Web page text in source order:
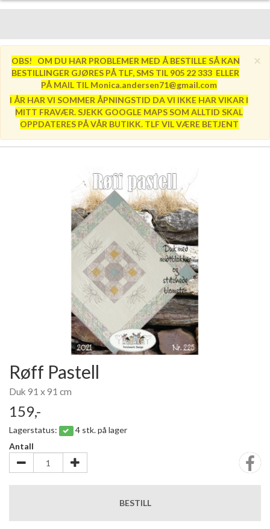
×
OBS! OM DU HAR PROBLEMER MED Å BESTILLE SÅ KAN
BESTILLINGER GJØRES PÅ TLF, SMS TIL 905 22 333 ELLER
PÅ MAIL TIL Monica.andersen71@gmail.com
I ÅR HAR VI SOMMER ÅPNINGSTID DA VI IKKE HAR VIKAR I
MITT FRAVÆR. SJEKK GOOGLE MAPS SOM ALLTID SKAL
OPPDATERES PÅ VÅR BUTIKK. TLF VIL VÆRE BETJENT
Røff Pastell
Duk 91 x 91 cm
159,-
Lagerstatus:
4 stk. på lager
Antall
BESTILL